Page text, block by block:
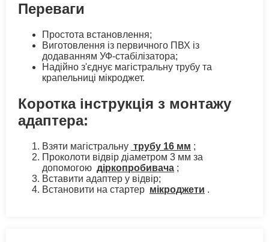
Переваги
Простота встановлення;
Виготовлення із первичного ПВХ із
додаванням УФ-стабілізатора;
Надійно з'єднує магістральну трубу та
крапельниці мікроджет.
Коротка інструкція з монтажу
адаптера:
Взяти магістральну трубу 16 мм ;
Проколоти відвір діаметром 3 мм за
допомогою діркопробивача ;
Вставити адаптер у відвір;
Встановити на стартер мікроджети .